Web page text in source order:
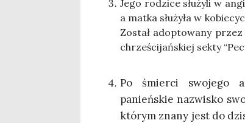
Jego rodzi­ce słu­ży­li w
a mat­ka słu­ży­ła w
Został adop­to­wa­ny
chrze­ści­jań­skiej sek­ty
Po śmier­ci swo­je­go
panień­skie nazwi­sko
któ­rym zna­ny jest do